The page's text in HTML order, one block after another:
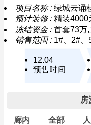
项目名称 : 绿城云诵
预计装修 : 精装4000
冻结资金 : 首套73万
销售范围 : 1#、2#、
12.04
预售时间
房
廊内 全部